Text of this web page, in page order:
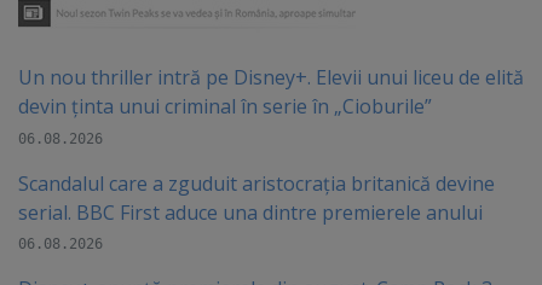
Un nou thriller intră pe Disney+. Elevii unui liceu de elită
devin ținta unui criminal în serie în „Cioburile”
06.08.2026
Scandalul care a zguduit aristocrația britanică devine
serial. BBC First aduce una dintre premierele anului
06.08.2026